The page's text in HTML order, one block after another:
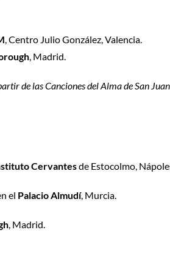
, Centro Julio González, Valencia.
, Madrid.
de las Canciones del Alma de San
Cervantesde Estocolmo,
el Palacio Almudí, Murcia.
, Madrid.